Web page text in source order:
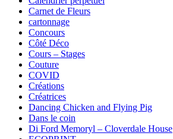
Carnet de Fleurs
cartonnage
Concours
Côté Déco
Cours – Stages
Couture
COVID
Créations
Créatrices
Dancing Chicken and Flying Pig
Dans le coin
Di Ford Memoryl – Cloverdale House